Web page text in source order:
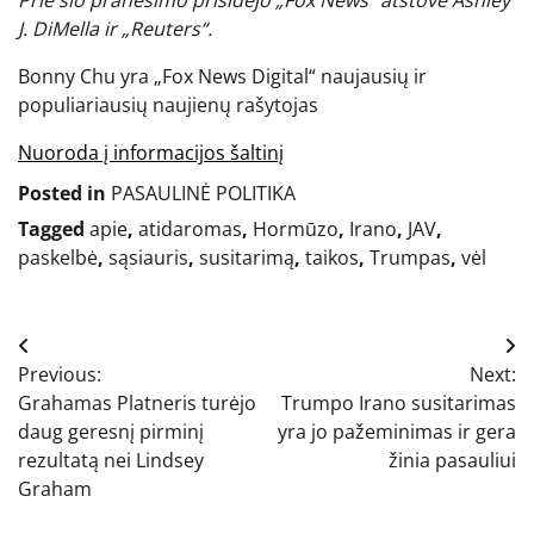
J. DiMella ir „Reuters“.
Bonny Chu yra „Fox News Digital“ naujausių ir
populiariausių naujienų rašytojas
Nuoroda į informacijos šaltinį
Posted in PASAULINĖ POLITIKA
Tagged apie, atidaromas, Hormūzo, Irano, JAV,
paskelbė, sąsiauris, susitarimą, taikos, Trumpas, vėl
Navigacija
tarp
įrašų
Previous:
Grahamas Platneris turėjo
daug geresnį pirminį
rezultatą nei Lindsey
Graham
Next:
Trumpo Irano susitarimas
yra jo pažeminimas ir gera
žinia pasauliui